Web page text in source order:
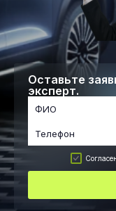
Оставьте
эксперт.